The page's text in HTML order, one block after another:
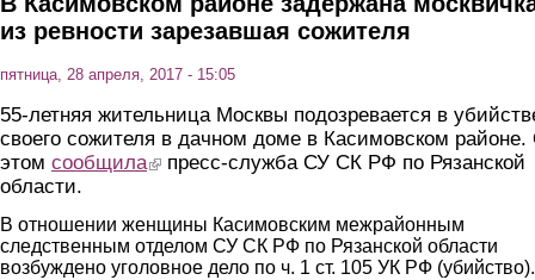
из ревности зарезавшая сожителя
пятница, 28 апреля, 2017 - 15:05
55-летняя жительница Москвы подозревается в
своего сожителя в дачном доме в Касимовском
этом сообщила(link is external)
пресс-служба СУ СК РФ по Рязанской
области.
В отношении женщины Касимовским межрайонным
следственным отделом СУ СК РФ по Рязанской области
возбуждено уголовное дело по ч. 1 ст. 105 УК РФ (убийство).